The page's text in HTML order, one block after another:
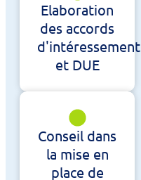
Elaboration
des accords
d'intéressement
et DUE
Conseil dans
la mise en
place de